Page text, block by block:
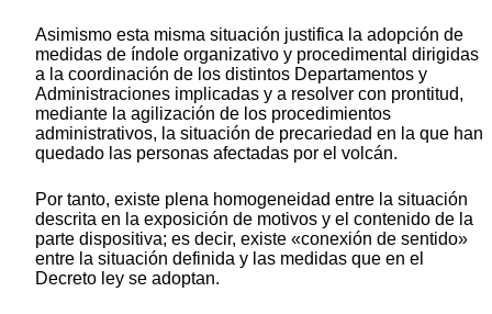
Asimismo esta misma situación justifica la adopción de
medidas de índole organizativo y procedimental dirigidas
a la coordinación de los distintos Departamentos y
Administraciones implicadas y a resolver con prontitud,
mediante la agilización de los procedimientos
administrativos, la situación de precariedad en la que han
quedado las personas afectadas por el volcán.
Por tanto, existe plena homogeneidad entre la situación
descrita en la exposición de motivos y el contenido de la
parte dispositiva; es decir, existe «conexión de sentido»
entre la situación definida y las medidas que en el
Decreto ley se adoptan.